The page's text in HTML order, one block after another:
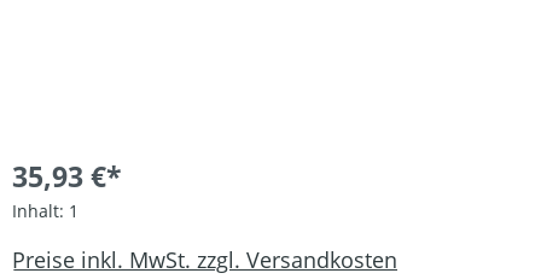
35,93 €*
Inhalt: 1
Preise inkl. MwSt. zzgl. Versandkosten